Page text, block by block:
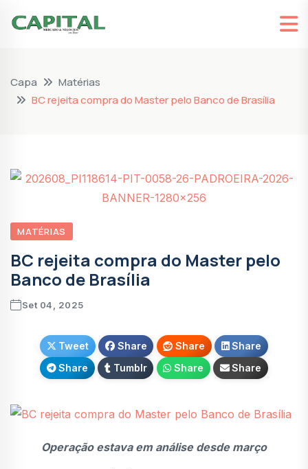
Capa
Matérias
BC rejeita compra do Master pelo Banco de Brasília
MATÉRIAS
BC rejeita compra do Master pelo
Banco de Brasília
Set 04, 2025
Tweet Share Share
Share
Share
Tumblr Share Share
Operação estava em análise desde março